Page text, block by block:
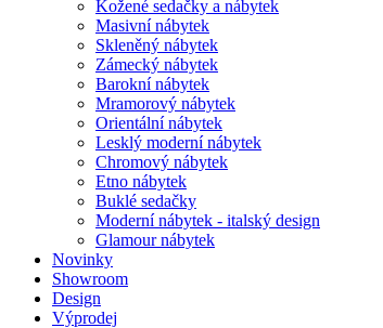
Kožené sedačky a nábytek
Masivní nábytek
Skleněný nábytek
Zámecký nábytek
Barokní nábytek
Mramorový nábytek
Orientální nábytek
Lesklý moderní nábytek
Chromový nábytek
Etno nábytek
Buklé sedačky
Moderní nábytek - italský design
Glamour nábytek
Novinky
Showroom
Design
Výprodej